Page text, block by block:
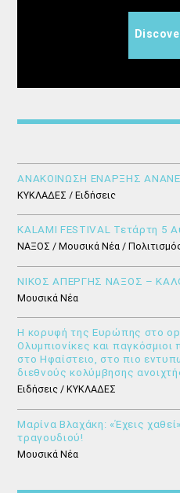
ΑΝΑΚΟΙΝΩΣΗ ΕΝΑΡΞΗΣ
ΚΥΚΛΑΔΕΣ / Ειδήσεις
KALAMI FESTIVAL Τετάρτη 5
ΝΑΞΟΣ / Μουσικά Νέα /
ΝΙΚΟΣ ΑΠΕΡΓΗΣ ΝΑΞΟΣ –
Μουσικά Νέα
Η κορυφή της Ευρώπης στο
Ολυμπιονίκες και
στο Ηφαίστειο, στο πιο
διεθνούς κολύμβησης
Ειδήσεις / ΚΥΚΛΑΔΕΣ
Μαρίνα Βλαχάκη: «Έχεις
τραγουδιού!
Μουσικά Νέα